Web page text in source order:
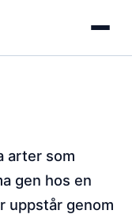
arter som
gen hos en
uppstår genom